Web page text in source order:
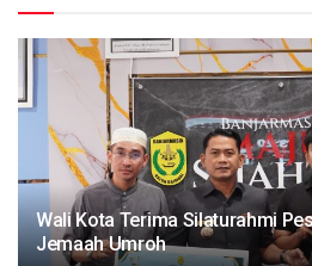
Wali Kota Terima Silaturahmi
Jemaah Umroh